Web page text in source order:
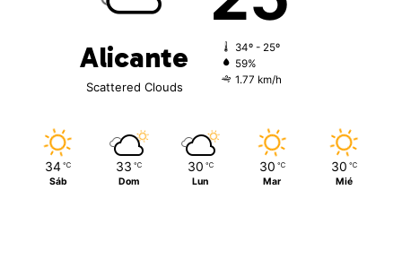
Alicante
Scattered Clouds
34º - 25º
59%
1.77 km/h
34 ℃
Sáb
33 ℃
Dom
30 ℃
Lun
30 ℃
Mar
30 ℃
Mié